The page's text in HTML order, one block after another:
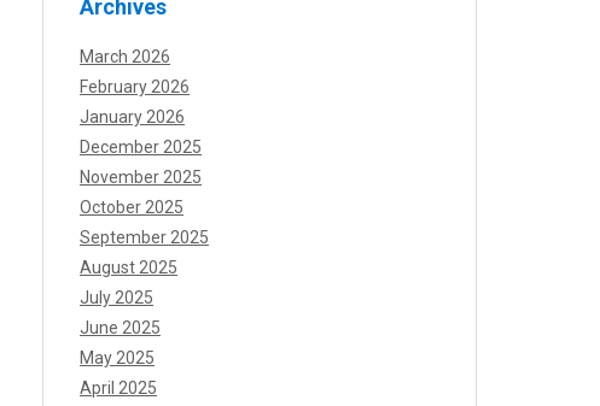
Archives
March 2026
February 2026
January 2026
December 2025
November 2025
October 2025
September 2025
August 2025
July 2025
June 2025
May 2025
April 2025